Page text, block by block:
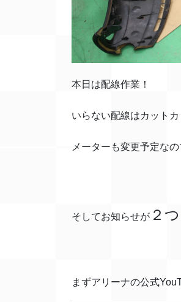
本日は配線作業！
いらない配線はカット
メーターも変更予定な
そしてお知らせが ２
まずアリーナの公式